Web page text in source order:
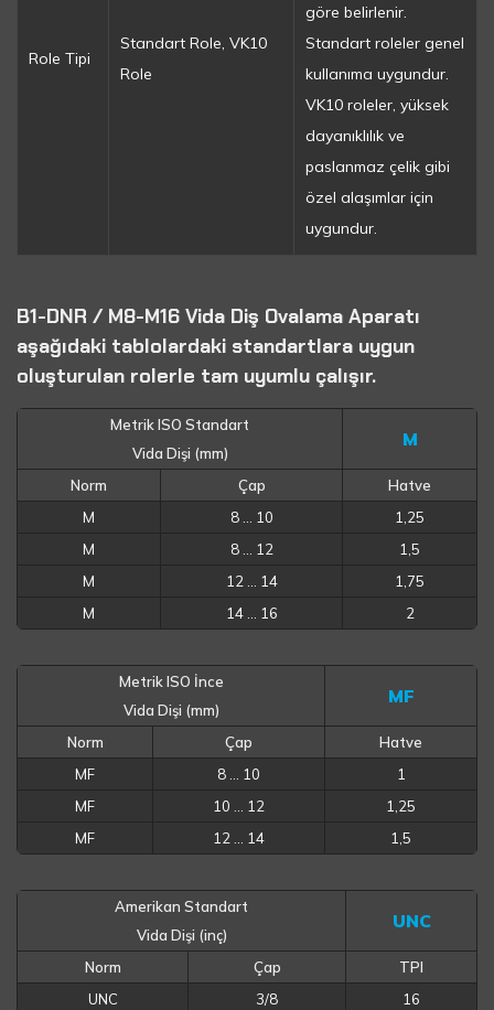
Role Tipi
Standart Role, VK10
Role
göre belirlenir.
Standart roleler genel
kullanıma uygundur.
VK10 roleler, yüksek
dayanıklılık ve
paslanmaz çelik gibi
özel alaşımlar için
uygundur.
B1-DNR / M8-M16 Vida Diş Ovalama Aparatı
aşağıdaki tablolardaki standartlara uygun
oluşturulan rolerle tam uyumlu çalışır.
Metrik ISO Standart
Vida Dişi (mm)
M
Norm Çap
Hatve
M
8 … 10
1,25
M
8 … 12
1,5
M
12 … 14
1,75
M
14 … 16 2
Metrik ISO İnce
Vida Dişi (mm)
MF
Norm Çap
Hatve
MF
8 … 10
1
MF
10 … 12
1,25
MF
12 … 14 1,5
Amerikan Standart
Vida Dişi (inç)
UNC
Norm Çap
TPI
UNC
3/8 16